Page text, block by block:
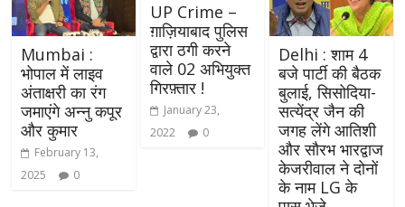
Mumbai :
भोपाल में लाइव
अंताक्षरी का रंग
जमाएंगे अन्नु कपूर
और कुमार
February 13,
2025
0
UP Crime –
ग़ाज़ियाबाद पुलिस
द्वारा ठगी करने
वाले 02 अभियुक्त
गिरफ़्तार !
January 23,
2022
0
Delhi : शाम 4
बजे पार्टी की बैठक
बुलाई, सिसोदिया-
सत्येंद्र जैन की
जगह लेंगे आतिशी
और सौरभ भारद्वाज
केजरीवाल ने दोनों
के नाम LG के